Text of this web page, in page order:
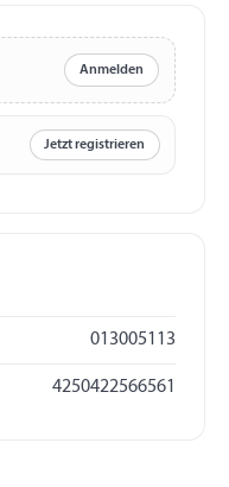
Anmelden
Jetzt registrieren
013005113
4250422566561